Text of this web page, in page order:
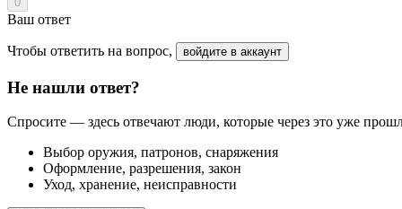
Ваш ответ
Чтобы ответить на вопрос, войдите в аккаунт
Не нашли ответ?
Спросите — здесь отвечают люди, которые через это уже
Выбор оружия, патронов, снаряжения
Оформление, разрешения, закон
Уход, хранение, неисправности